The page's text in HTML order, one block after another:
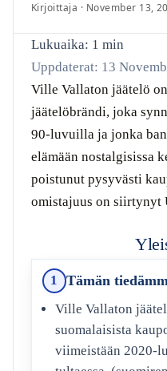
Kirjoittaja · November 13,
Lukuaika: 1 min
Uppdaterat: 13
Ville Vallaton jäätelö
jäätelöbrändi, joka
90-luvuilla ja jonka
elämään nostalgisissa
poistunut pysyvästi
omistajuus on siirtynyt
1 Tämän
Ville Vallaton
suomalaisista
viimeistään 2020-